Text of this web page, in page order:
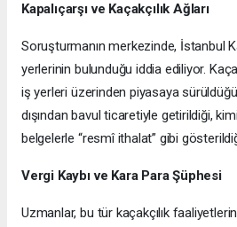
Kapalıçarşı ve Kaçakçılık Ağları
Soruşturmanın merkezinde, İstanbul
yerlerinin bulunduğu iddia ediliyor.
iş yerleri üzerinden piyasaya
dışından bavul ticaretiyle getirildiği,
belgelerle “resmî ithalat” gibi
Vergi Kaybı ve Kara Para Şüphesi
Uzmanlar, bu tür kaçakçılık